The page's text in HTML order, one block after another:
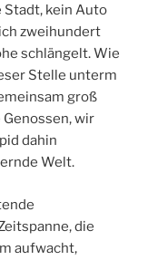
kein Auto
zweihundert
schlängelt. Wie
Stelle unterm
groß
wir
dahin
Welt.
die
aufwacht,